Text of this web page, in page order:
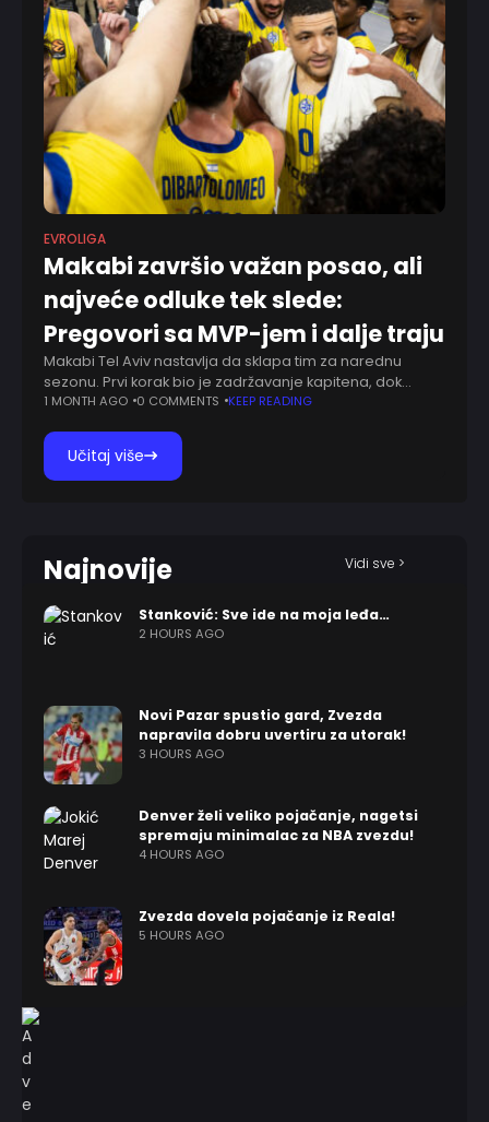
EVROLIGA
Makabi završio važan posao, ali
najveće odluke tek slede:
Pregovori sa MVP-jem i dalje traju
Makabi Tel Aviv nastavlja da sklapa tim za narednu
sezonu. Prvi korak bio je zadržavanje kapitena, dok
istovremeno traju pregovori sa nekoliko ključnih igrača
1 MONTH AGO 0 COMMENTS KEEP READING
Učitaj više
Najnovije Vidi sve >
Stanković: Sve ide na moja leđa…
2 HOURS AGO
Novi Pazar spustio gard, Zvezda
napravila dobru uvertiru za utorak!
3 HOURS AGO
Denver želi veliko pojačanje, nagetsi
spremaju minimalac za NBA zvezdu!
4 HOURS AGO
Zvezda dovela pojačanje iz Reala!
5 HOURS AGO